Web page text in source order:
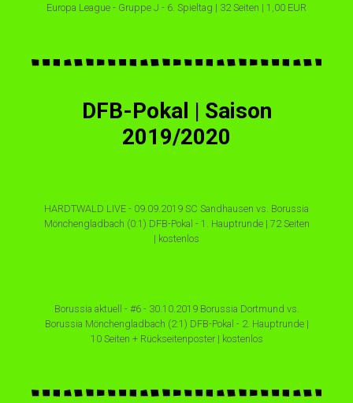
Europa League - Gruppe J - 6. Spieltag | 32 Seiten | 1,00 EUR
DFB-Pokal | Saison
2019/2020
HARDTWALD LIVE - 09.09.2019 SC Sandhausen vs. Borussia
Mönchengladbach (0:1) DFB-Pokal - 1. Hauptrunde | 72 Seiten
| kostenlos
Borussia aktuell - #6 - 30.10.2019 Borussia Dortmund vs.
Borussia Mönchengladbach (2:1) DFB-Pokal - 2. Hauptrunde |
10 Seiten + Rückseitenposter | kostenlos